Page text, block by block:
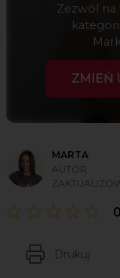
Zezwól
ZMIEŃ
MARTA
AUTOR
Drukuj